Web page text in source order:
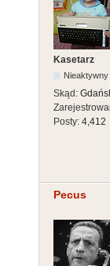
Kasetarz
Nieaktywny
Skąd:
Posty: 4,412
Pecus